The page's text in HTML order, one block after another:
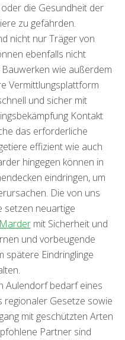
die Gesundheit der
zu gefährden.
nicht nur Träger von
ebenfalls nicht
wie außerdem
Vermittlungsplattform
und sicher mit
Kontakt
das erforderliche
effizient wie auch
hingegen können in
eindringen, um
Die von uns
setzen neuartige
Mardermit Sicherheit und
und vorbeugende
spätere Eindringlinge
Aulendorf bedarf eines
regionaler Gesetze sowie
mit geschützten Arten
Partner sind